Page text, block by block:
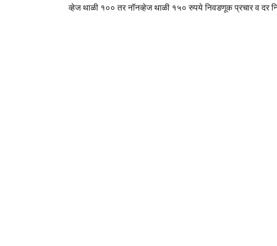
व्हेज थाळी १०० तर नॉनव्हेज थाळी १५० रुपये निवडणूक प्रचार व दर